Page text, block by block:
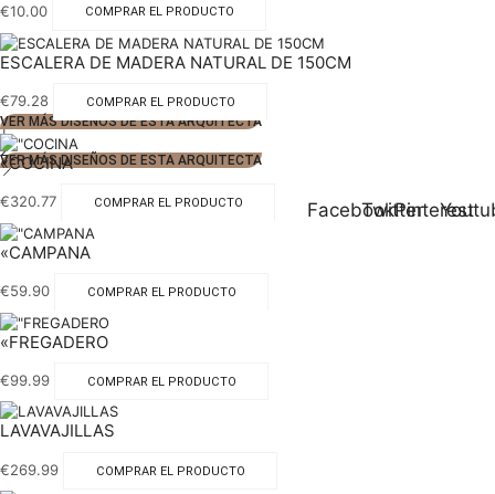
€10.00 COMPRAR EL PRODUCTO
ESCALERA DE MADERA NATURAL DE 150CM
€79.28 COMPRAR EL PRODUCTO
1
2
FacebookTwitterPinterest
VER MÁS DISEÑOS DE ESTA ARQUITECTA
VER MÁS DISEÑOS DE ESTA ARQUITECTA
«COCINA
€320.77 COMPRAR EL PRODUCTO
«CAMPANA
€59.90 COMPRAR EL PRODUCTO
«FREGADERO
€99.99 COMPRAR EL PRODUCTO
LAVAVAJILLAS
€269.99 COMPRAR EL PRODUCTO